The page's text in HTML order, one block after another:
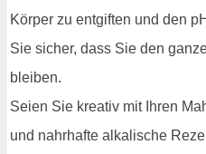
Körper zu entgiften und den
Sie sicher, dass Sie den
bleiben.
Seien Sie kreativ mit Ihren
und nahrhafte alkalische